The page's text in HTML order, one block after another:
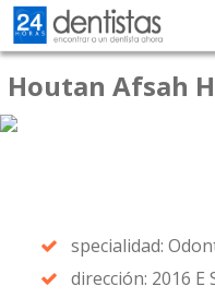
Houtan Afsah
specialidad:
dirección: 2016 E